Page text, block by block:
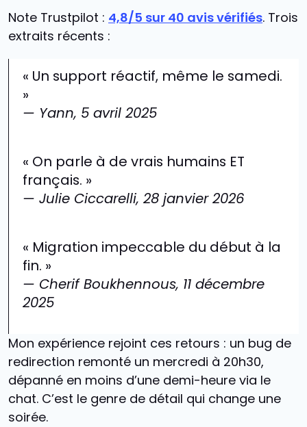
Note Trustpilot : 4,8/5 sur 40 avis vérifiés. Trois
extraits récents :
« Un support réactif, même le samedi.
»
— Yann, 5 avril 2025
« On parle à de vrais humains ET
français. »
— Julie Ciccarelli, 28 janvier 2026
« Migration impeccable du début à la
fin. »
— Cherif Boukhennous, 11 décembre
2025
Mon expérience rejoint ces retours : un bug de
redirection remonté un mercredi à 20h30,
dépanné en moins d’une demi-heure via le
chat. C’est le genre de détail qui change une
soirée.